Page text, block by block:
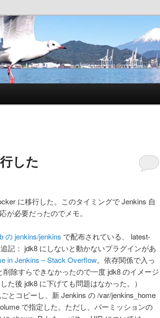
した
に移行した。このタイミングで Jenkins 自
が必要だったのでメモ。
の jenkins/jenkins で配布されている、 latest-
記： jdk8 にしないと動かないプラグインがあ
in Jenkins – Stack Overflow。依存関係で入っ
除すらできなかったので一度 jdk8 のイメージ
た後 jdk8 に下げても問題はなかった。）
とコピーし、新 Jenkins の /var/jenkins_home
で指定した。ただし、パーミッションの